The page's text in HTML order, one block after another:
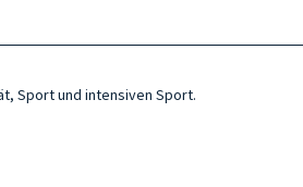
Sport und intensiven Sport.